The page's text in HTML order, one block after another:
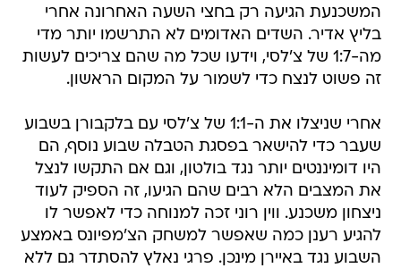
המשכנעת הגיעה רק בחצי השעה האחרונה אחרי
בליץ אדיר. השדים האדומים לא התרשמו יותר מדי
מה-1:7 של צ'לסי, וידעו שכל מה שהם צריכים לעשות
זה פשוט לנצח כדי לשמור על המקום הראשון.
אחרי שניצלו את ה-1:1 של צ'לסי עם בלקבורן בשבוע
שעבר כדי להישאר בפסגת הטבלה שבוע נוסף, הם
היו דומיננטים יותר נגד בולטון, וגם אם התקשו לנצל
את המצבים הלא רבים שהם הגיעו, זה הספיק לעוד
ניצחון משכנע. ווין רוני זכה למנוחה כדי לאפשר לו
להגיע רענן כמה שאפשר למשחק הצ'מפיונס באמצע
השבוע נגד באיירן מינכן. פרגי נאלץ להסתדר גם ללא